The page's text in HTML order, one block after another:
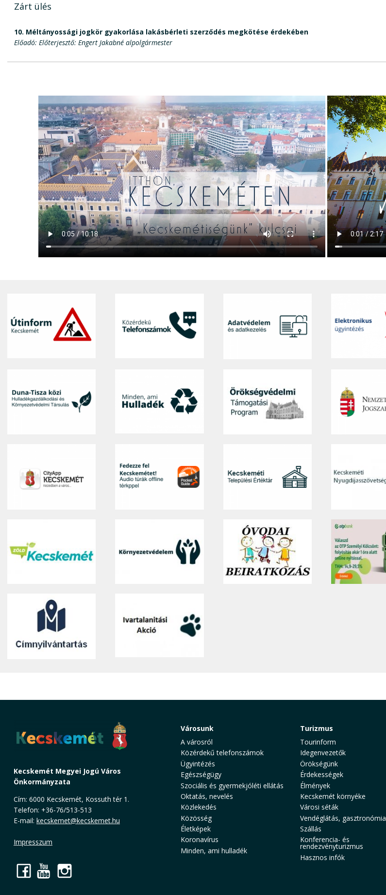
Cookie Consent plugin for the EU cookie law
Zárt ülés
10. Méltányossági jogkör gyakorlása lakásbérleti szerződés megkötése érdekében
Előadó: Előterjesztő: Engert Jakabné alpolgármester
Kecskemét Megyei Jogú Város
Önkormányzata
Cím: 6000 Kecskemét, Kossuth tér 1.
Telefon: +36-76/513-513
E-mail: kecskemet@kecskemet.hu
Impresszum
Facebook
YouTube
Városunk
A városról
Közérdekű telefonszámok
Ügyintézés
Egészségügy
Szociális és gyermekjóléti ellátás
Oktatás, nevelés
Közlekedés
Közösség
Életképek
Koronavírus
Minden, ami hulladék
Turizmus
Tourinform
Idegenvezetők
Örökségünk
Érdekességek
Élmények
Kecskemét környéke
Városi séták
Vendéglátás, gasztronómia
Szállás
Konferencia- és
rendezvényturizmus
Hasznos infók